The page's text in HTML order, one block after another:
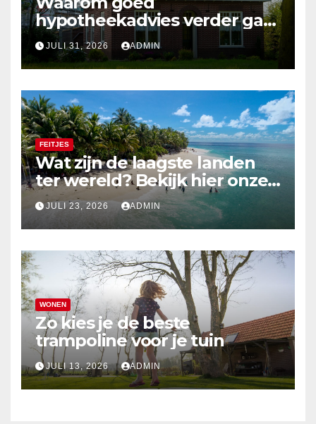
hypotheekadvies verder gaat
dan alleen cijfers
JULI 31, 2026 ADMIN
FEITJES
Wat zijn de laagste landen
ter wereld? Bekijk hier onze
top 10
JULI 23, 2026 ADMIN
WONEN
Zo kies je de beste
trampoline voor je tuin
JULI 13, 2026 ADMIN